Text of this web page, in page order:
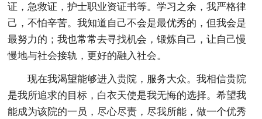
证，急救证，护士职业资证书等。学习之余，我严格律
己，不怕辛苦。我知道自己不会是最优秀的，但我会是
最努力的；我也常常去寻找机会，锻炼自己，让自己慢
慢地与社会接轨，更好的融入社会。
现在我渴望能够进入贵院，服务大众。我相信贵院
是我所追求的目标，白衣天使是我无悔的选择。希望我
能成为该院的一员，尽心尽责，尽我所能，做一个优秀